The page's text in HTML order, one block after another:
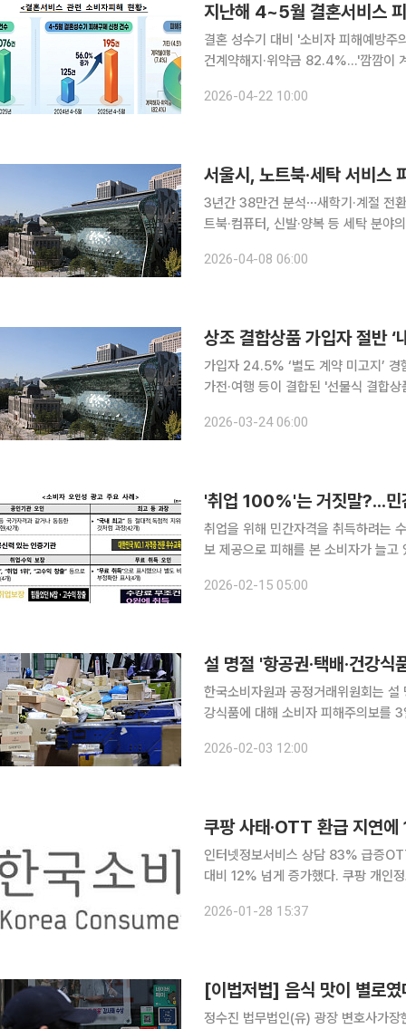
지난해 4~5월 결혼서비스
결혼 성수기 대비 '소비자 피해예방
건계약해지·위약금 82.4%…'깜깜이 계약' 분쟁 다수 예식 수요가
다. 접수된 피해 다수는 예비부부가
2026-04-22 10:00
서울시, 노트북·세탁 서비스
3년간 38만건 분석⋯새학기·계절 전환기 집중·즉시 점검
트북·컴퓨터, 신발·양복 등 세탁 분야
만 건을 분석해 봄철(3~5월) 소비자
2026-04-08 06:00
상조 결합상품 가입자 절반
가입자 24.5% ‘별도 계약 미고지’ 경험
가전·여행 등이 결합된 '선불식 결합
울시는 소비자단체 한국여성소비자
2026-03-24 06:00
'취업 100%'는 거짓말?...민
취업을 위해 민간자격을 취득하려는
보 제공으로 피해를 본 소비자가 늘고 있어 주의가 요구된다
용, 필수 자격정보 표시 미흡, 불리한
2026-02-15 05:00
설 명절 '항공권·택배·건강
한국소비자원과 공정거래위원회는
강식품에 대해 소비자 피해주의보를 3일 발령했다. 최근 3년간
전체의 16.4%(항공권), 16.2%(택배
2026-02-03 12:00
쿠팡 사태·OTT 환급 지연
인터넷정보서비스 상담 83% 급증OTT 공유 ‘먹튀’ 피
대비 12% 넘게 증가했다. 쿠팡 개인
에 접수된 상담 건수를 분석한 결과
2026-01-28 15:37
[이법저법] 음식 맛이 별로
정수진 법무법인(유) 광장 변호사가장현 법무법인(유)